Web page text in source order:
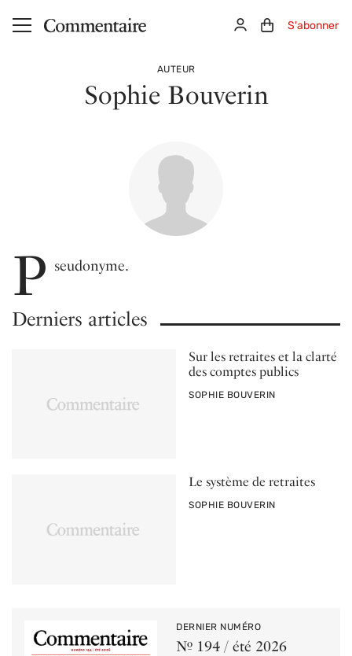
Aller au contenu principal ConnexionPanier (0)
S'abonner
AUTEUR
Sophie Bouverin
P seudonyme.
Derniers articles
Sur les retraites et la clarté
des comptes publics
PAR
SOPHIE BOUVERIN
Le système de retraites
PAR
SOPHIE BOUVERIN
DERNIER NUMÉRO
Nº 194 / été 2026